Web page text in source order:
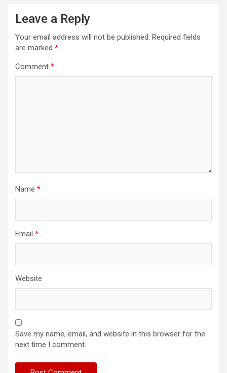
Leave a Reply
Your email address will not be published. Required fields
are marked *
Comment *
Name *
Email *
Website
Save my name, email, and website in this browser for the
next time I comment.